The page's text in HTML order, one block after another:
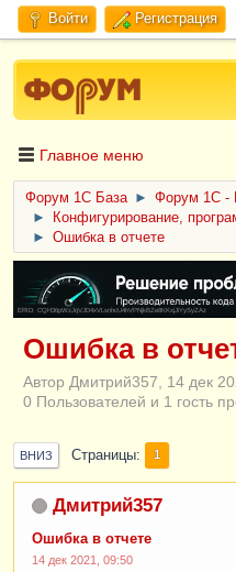
Войти Регистрация
Главное меню
Форум 1C База ►
Форум 1С -
►
Конфигурирование,
►
Ошибка в отчете
ERID: CQH36pWzJqVJD4xVLsnhcU4hVPNjkBZe8KKxjJiYySyZAz
Ошибка в
Автор Дмитрий357, 14 дек
0 Пользователей и 1 гость
ВНИЗ Страницы 1
Дмитрий357
Ошибка в отчете
14 дек 2021, 09:50